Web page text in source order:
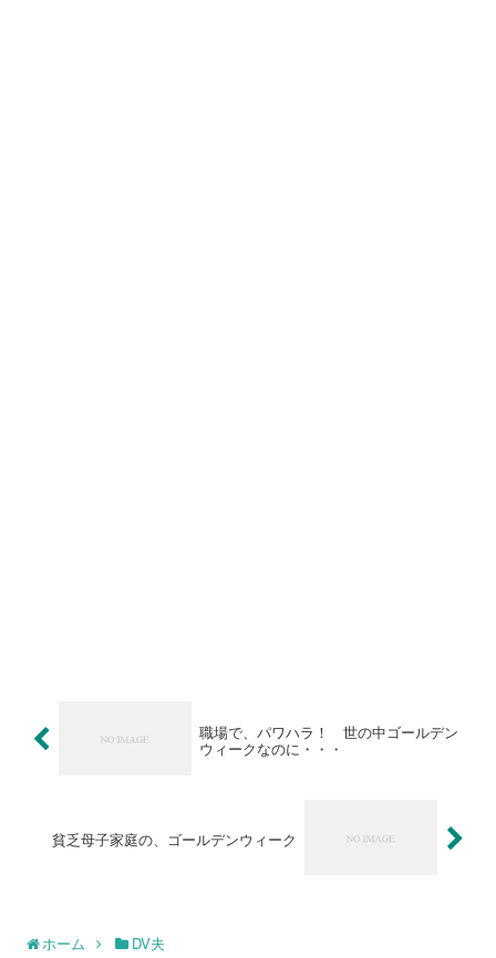
職場で、パワハラ！ 世の中ゴールデン
ウィークなのに・・・
貧乏母子家庭の、ゴールデンウィーク
ホーム DV夫